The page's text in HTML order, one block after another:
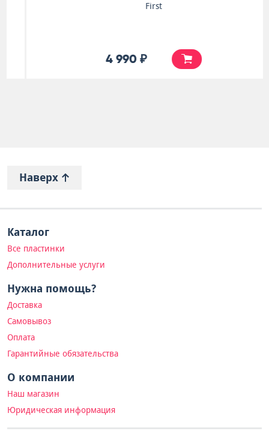
4 990 ₽
Наверх
Каталог
Все пластинки
Дополнительные услуги
Нужна помощь?
Доставка
Самовывоз
Оплата
Гарантийные обязательства
О компании
Наш магазин
Юридическая информация